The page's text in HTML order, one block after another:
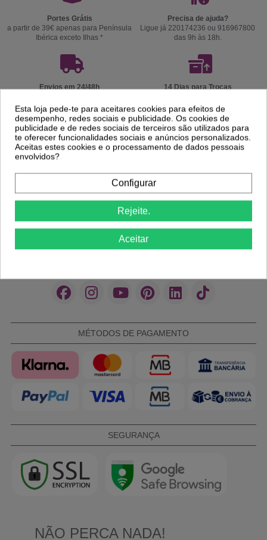
Portes Grátis
a partir de 39€ apenas para Península
Ibérica exceto Ilhas *
Precisa de ajuda?
Ligue já 220174236 ou 916967800
das 9h às 18h.
Envios em 24/48h
serviço de entrega.
14 Dias para Trocas
Devolução
Cosméticos e acessórios profissionais para estética,
manicure, cabeleireiro e barber shop. As melhores marcas
para cuidar de si e dos seus clientes com qualidade e
MÉTODOS DE PAGAMENTO
SEGURANÇA
Esta loja pede-te para aceitares cookies para efeitos de
desempenho, redes sociais e publicidade. Os cookies de
publicidade e de redes sociais de terceiros são utilizados para
te oferecer funcionalidades sociais e anúncios personalizados.
Aceitas estes cookies e o processamento de dados pessoais
envolvidos?
Configurar
Rejeite.
Aceitar